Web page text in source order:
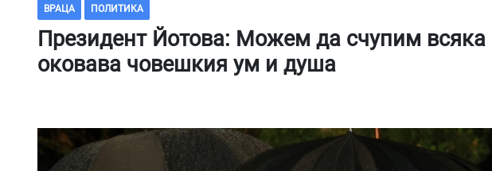
ВРАЦА ПОЛИТИКА
Президент Йотова: Можем да счупим всяка
оковава човешкия ум и душа